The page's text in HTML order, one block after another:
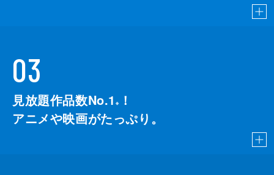
03
見放題作品数No.1 ※
！
アニメや映画がたっぷり。